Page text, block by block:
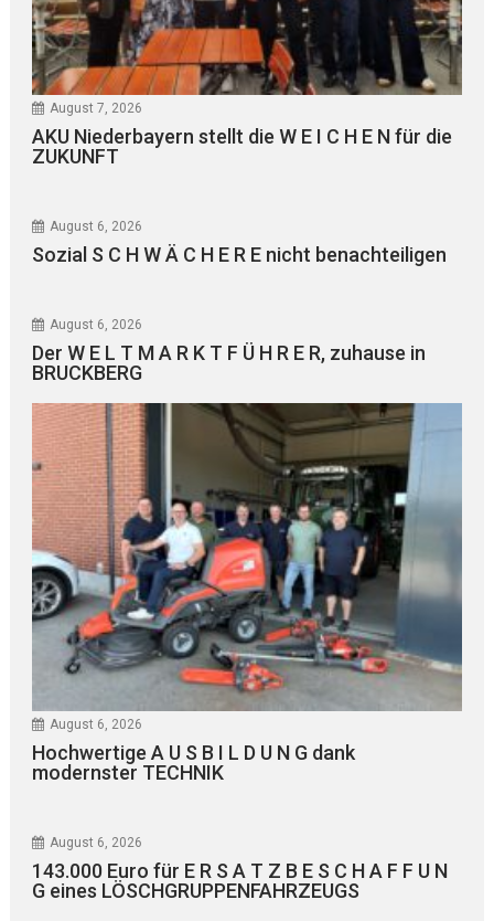
August 7, 2026
AKU Niederbayern stellt die W E I C H E N für die
ZUKUNFT
August 6, 2026
Sozial S C H W Ä C H E R E nicht benachteiligen
August 6, 2026
Der W E L T M A R K T F Ü H R E R, zuhause in
BRUCKBERG
August 6, 2026
Hochwertige A U S B I L D U N G dank
modernster TECHNIK
August 6, 2026
143.000 Euro für E R S A T Z B E S C H A F F U N
G eines LÖSCHGRUPPENFAHRZEUGS